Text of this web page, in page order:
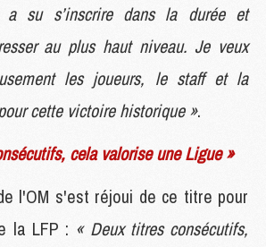
a su s’inscrire dans la durée et
au plus haut niveau. Je veux
les joueurs, le staff et la
cette victoire historique ».
cela valorise une Ligue »
l'OM s'est réjoui de ce titre pour
la LFP : « Deux titres consécutifs,